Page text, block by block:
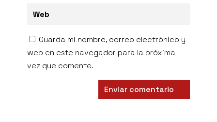
Guarda mi nombre, correo electrónico y
web en este navegador para la próxima
vez que comente.